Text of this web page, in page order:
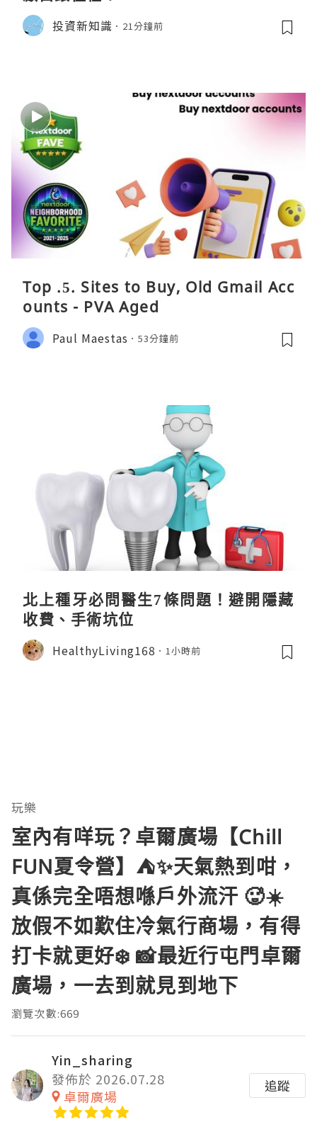
投資新知識 21分鐘前
Top .5. Sites to Buy, Old Gmail Acc
ounts - PVA Aged
Paul Maestas 53分鐘前
北上種牙必問醫生7條問題！避開隱藏
收費、手術坑位
HealthyLiving168 1小時前
玩樂
室內有咩玩？卓爾廣場【Chill
FUN夏令營】⛺️✨天氣熱到咁，
真係完全唔想喺戶外流汗 🥵☀️
放假不如歎住冷氣行商場，有得
打卡就更好❄️ 📸最近行屯門卓爾
廣場，一去到就見到地下
瀏覽次數:669
Yin_sharing
發佈於 2026.07.28
卓爾廣場
追蹤